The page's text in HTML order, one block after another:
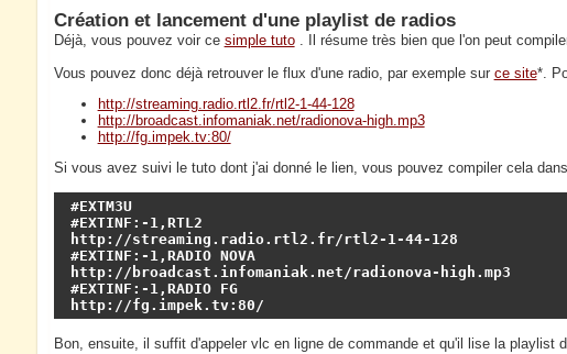
Création et lancement d'une playlist de radios
Déjà, vous pouvez voir ce simple tuto. Il résume très bien que l'on peut
Vous pouvez donc déjà retrouver le flux d'une radio, par exemple sur ce site*.
http://streaming.radio.rtl2.fr/rtl2-1-44-128
http://broadcast.infomaniak.net/radionova-high.mp3
http://fg.impek.tv:80/
Si vous avez suivi le tuto dont j'ai donné le lien, vous pouvez compiler cela
#EXTM3U
#EXTINF:-1,RTL2
http://streaming.radio.rtl2.fr/rtl2-1-44-128
#EXTINF:-1,RADIO NOVA
http://broadcast.infomaniak.net/radionova-high.mp3
#EXTINF:-1,RADIO FG
http://fg.impek.tv:80/
Bon, ensuite, il suffit d'appeler vlc en ligne de commande et qu'il lise la playlist